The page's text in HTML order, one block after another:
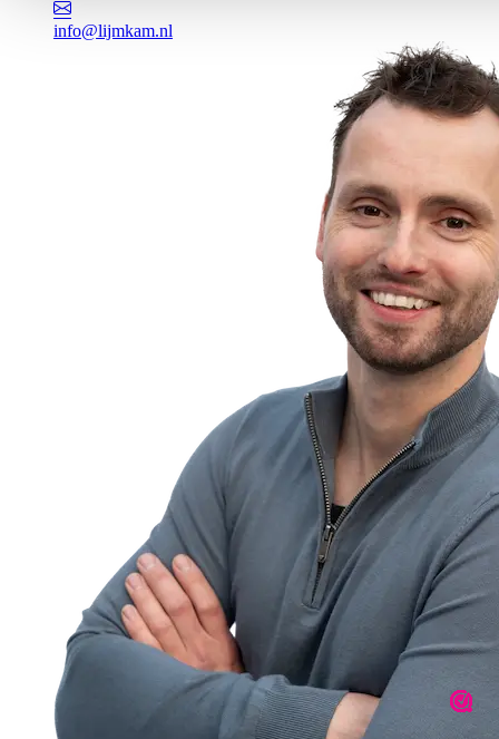
info@lijmkam.nl